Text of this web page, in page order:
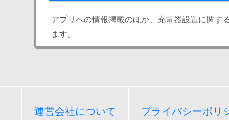
アプリへの情報掲載のほか、充電器設置に関す
ます。
運営会社について プライバシーポリ